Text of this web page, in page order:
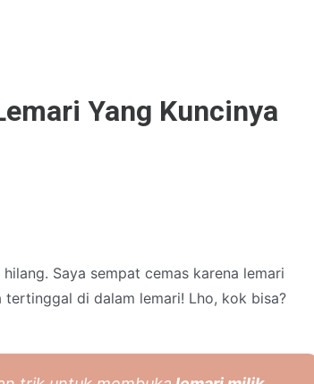
Yang Kuncinya
Saya sempat cemas karena lemari
di dalam lemari! Lho, kok bisa?